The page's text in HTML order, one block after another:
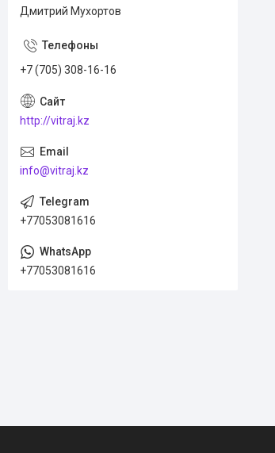
Дмитрий Мухортов
+7 (705) 308-16-16
http://vitraj.kz
info@vitraj.kz
+77053081616
+77053081616